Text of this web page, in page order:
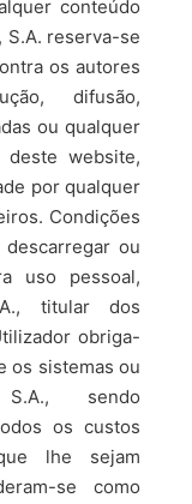
conteúdo
S.A. reserva-se
os autores
difusão,
ou qualquer
website,
por qualquer
Condições
ou
uso pessoal,
titular dos
obriga-
os sistemas ou
sendo
os custos
lhe sejam
se como